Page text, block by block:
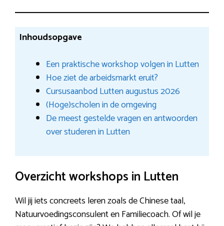
Inhoudsopgave
Een praktische workshop volgen in Lutten
Hoe ziet de arbeidsmarkt eruit?
Cursusaanbod Lutten augustus 2026
(Hoge)scholen in de omgeving
De meest gestelde vragen en antwoorden
over studeren in Lutten
Overzicht workshops in Lutten
Wil jij iets concreets leren zoals de Chinese taal,
Natuurvoedingsconsulent en Familiecoach. Of wil je